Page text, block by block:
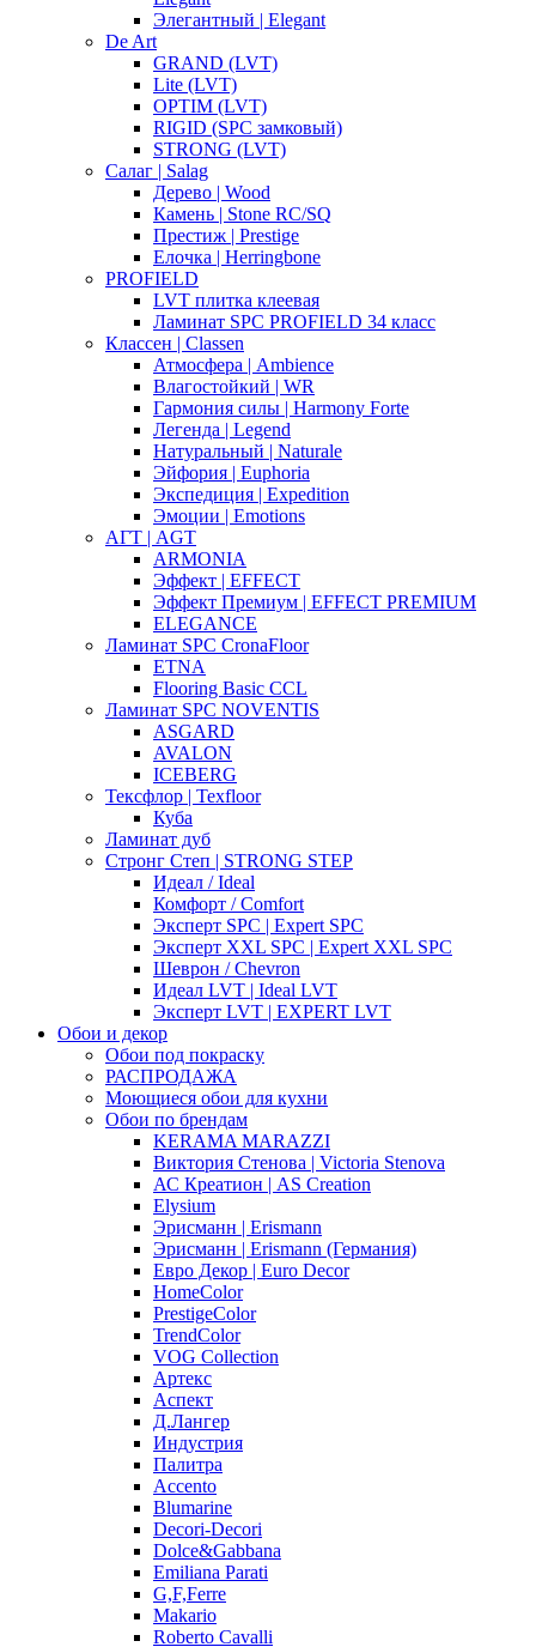
Элегантный | Elegant
De Art
GRAND (LVT)
Lite (LVT)
OPTIM (LVT)
RIGID (SPC замковый)
STRONG (LVT)
Салаг | Salag
Дерево | Wood
Камень | Stone RC/SQ
Престиж | Prestige
Елочка | Herringbone
PROFIELD
LVT плитка клеевая
Ламинат SPC PROFIELD 34 класс
Классен | Classen
Атмосфера | Ambience
Влагостойкий | WR
Гармония силы | Harmony Forte
Легенда | Legend
Натуральный | Naturale
Эйфория | Euphoria
Экспедиция | Expedition
Эмоции | Emotions
АГТ | AGT
ARMONIA
Эффект | EFFECT
Эффект Премиум | EFFECT PREMIUM
ELEGANCE
Ламинат SPC CronaFloor
ETNA
Flooring Basic CCL
Ламинат SPC NOVENTIS
ASGARD
AVALON
ICEBERG
Тексфлор | Texfloor
Куба
Ламинат дуб
Стронг Степ | STRONG STEP
Идеал / Ideal
Комфорт / Comfort
Эксперт SPC | Expert SPC
Эксперт XXL SPC | Expert XXL SPC
Шеврон / Chevron
Идеал LVT | Ideal LVT
Эксперт LVT | EXPERT LVT
Обои и декор
Обои под покраску
РАСПРОДАЖА
Моющиеся обои для кухни
Обои по брендам
KERAMA MARAZZI
Виктория Стенова | Victoria Stenova
АС Креатион | AS Creation
Elysium
Эрисманн | Erismann
Эрисманн | Erismann (Германия)
Евро Декор | Euro Decor
HomeColor
PrestigeColor
TrendColor
VOG Collection
Артекс
Аспект
Д.Лангер
Индустрия
Палитра
Accento
Blumarine
Decori-Decori
Dolce&Gabbana
Emiliana Parati
G,F,Ferre
Makario
Roberto Cavalli